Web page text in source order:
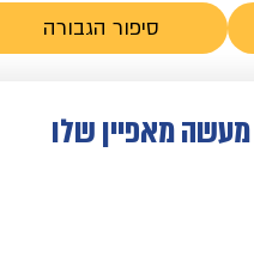
סיפור הגבורה
מעשה מאפיין שלו